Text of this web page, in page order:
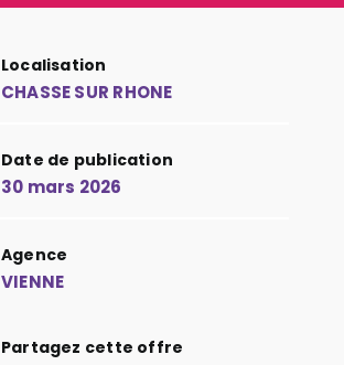
Localisation
CHASSE SUR RHONE
Date de publication
30 mars 2026
Agence
VIENNE
Partagez cette offre